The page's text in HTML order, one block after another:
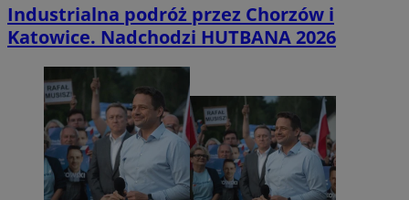
Industrialna podróż przez Chorzów i
Katowice. Nadchodzi HUTBANA 2026